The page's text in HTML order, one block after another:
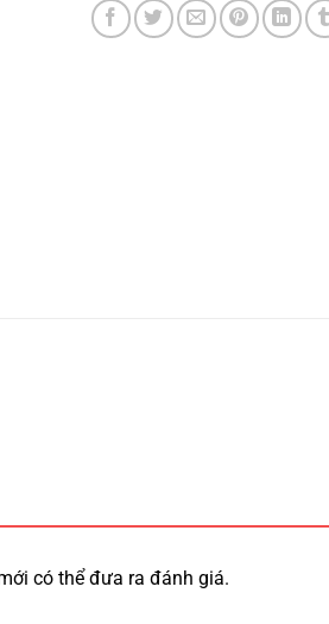
có thể đưa ra đánh giá.